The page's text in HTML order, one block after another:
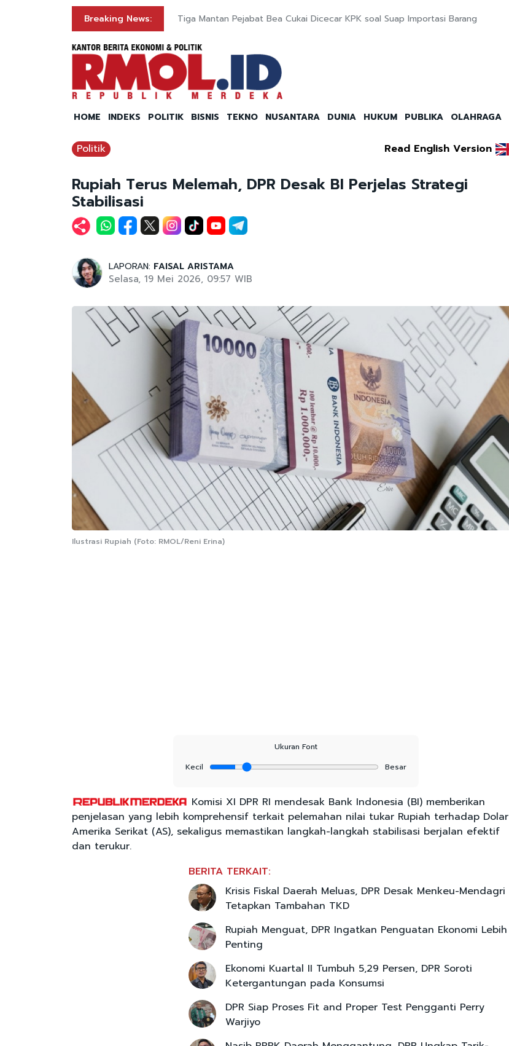
Breaking News: Tiga Mantan Pejabat Bea Cukai Dicecar KPK soal Suap Importasi Barang
HOME INDEKS POLITIK BISNIS TEKNO NUSANTARA DUNIA HUKUM PUBLIKA OLAHRAGA
Politik Read English Version
Rupiah Terus Melemah, DPR Desak BI Perjelas Strategi
Stabilisasi
LAPORAN: FAISAL ARISTAMA
Selasa, 19 Mei 2026, 09:57 WIB
Ilustrasi Rupiah (Foto: RMOL/Reni Erina)
Ukuran Font
Kecil
Besar
Komisi XI DPR RI mendesak Bank Indonesia (BI) memberikan
penjelasan yang lebih komprehensif terkait pelemahan nilai tukar Rupiah terhadap Dolar
Amerika Serikat (AS), sekaligus memastikan langkah-langkah stabilisasi berjalan efektif
dan terukur.
BERITA TERKAIT:
Krisis Fiskal Daerah Meluas, DPR Desak Menkeu-Mendagri
Tetapkan Tambahan TKD
Rupiah Menguat, DPR Ingatkan Penguatan Ekonomi Lebih
Penting
Ekonomi Kuartal II Tumbuh 5,29 Persen, DPR Soroti
Ketergantungan pada Konsumsi
DPR Siap Proses Fit and Proper Test Pengganti Perry
Warjiyo